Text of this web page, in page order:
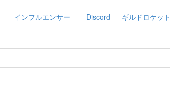
インフルエンサー Discord ギルドロケット